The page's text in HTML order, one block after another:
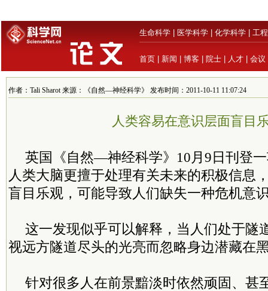
生命科学 医学科学 化学科学 工
首页 新闻 博客 院士 人才 会议
作者：Tali Sharot 来源：《自然—神经科学》 发布时间：2011-10-11 11:07:24
人类容易在意识层面盲目
英国《自然—神经科学》10月9日刊登
人类大脑更擅于处理有关未来的积极信息
盲目乐观，可能导致人们缺失一种危机意
这一发现似乎可以解释，当人们处于隧
视远方隧道尽头的光亮而忽略身边潜藏在
针对很多人在前景黯淡时依然顽固、甚